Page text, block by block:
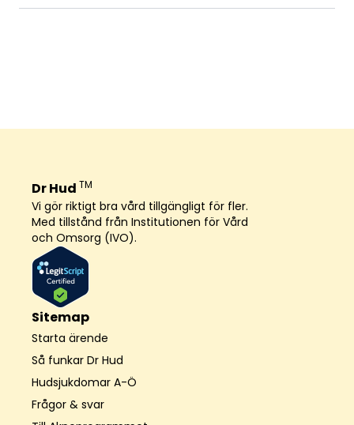
Dr Hud TM
Vi gör riktigt bra vård tillgängligt för fler.
Med tillstånd från Institutionen för Vård
och Omsorg (IVO).
Sitemap
Starta ärende
Så funkar Dr Hud
Hudsjukdomar A-Ö
Frågor & svar